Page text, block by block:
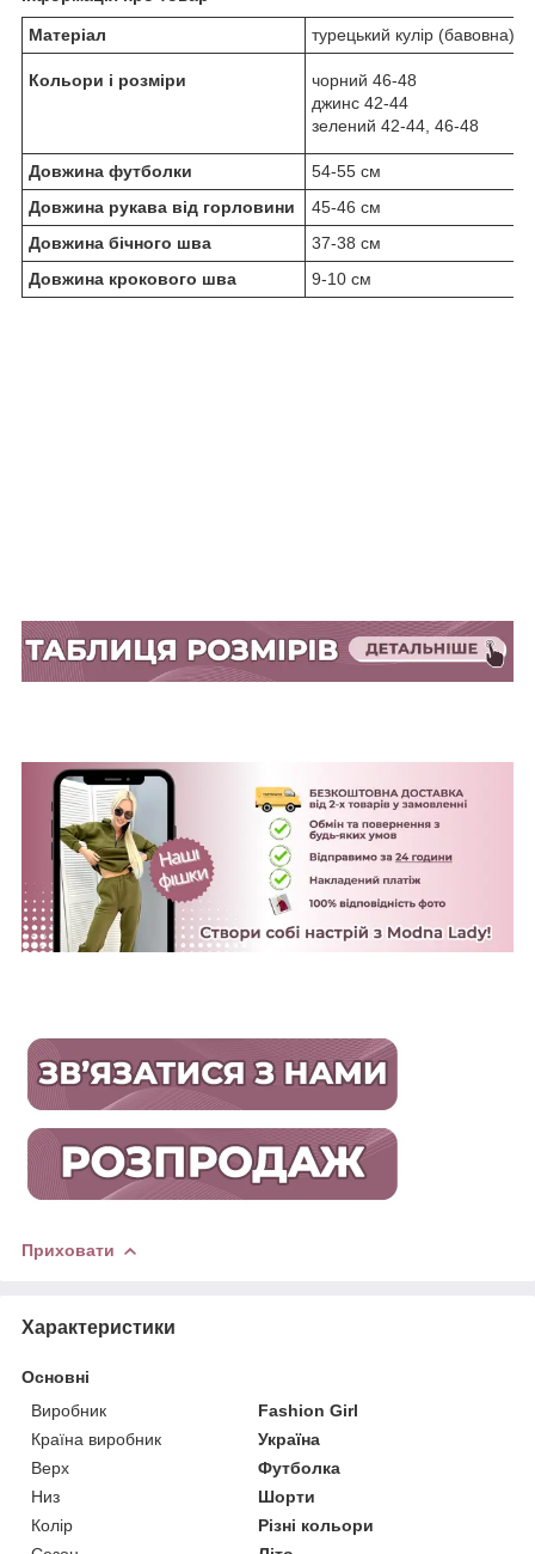
Матеріал турецький кулір (бавовна),
Кольори і розміри
чорний 46-48
джинс 42-44
зелений 42-44, 46-48
Довжина футболки
54-55 см
Довжина рукава від горловини
45-46 см
Довжина бічного шва
37-38 см
Довжина крокового шва
9-10 см
Приховати
Характеристики
Основні
Виробник
Fashion Girl
Країна виробник
Україна
Верх
Футболка
Низ
Шорти
Колір
Різні кольори